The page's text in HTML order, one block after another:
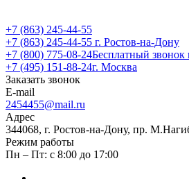
+7 (863) 245-44-55
+7 (863) 245-44-55 г. Ростов-на-Дону
+7 (800) 775-08-24Бесплатный звонок
+7 (495) 151-88-24г. Москва
Заказать звонок
E-mail
2454455@mail.ru
Адрес
344068, г. Ростов-на-Дону, пр.
Режим работы
Пн – Пт: с 8:00 до 17:00